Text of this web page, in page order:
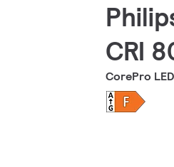
CRI
CorePro